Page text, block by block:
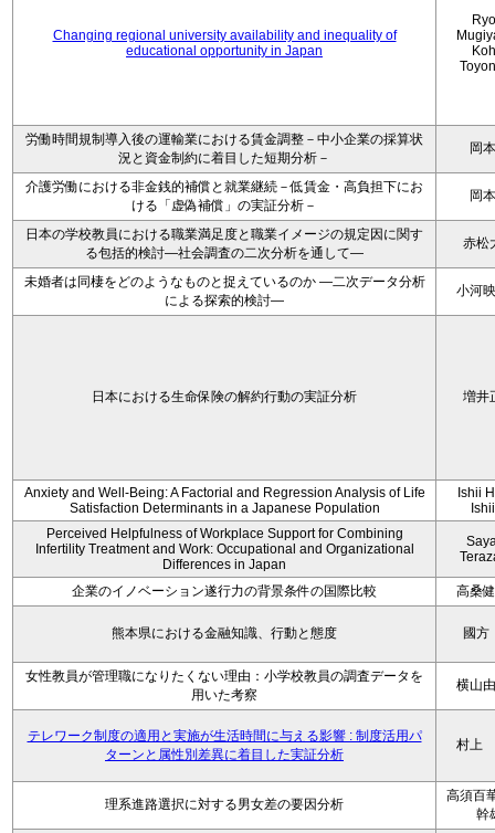
Changing regional university availability and inequality of
educational opportunity in Japan
労働時間規制導入後の運輸業における賃金調整－中小企業の採算状
況と資金制約に着目した短期分析－
岡
介護労働における非金銭的補償と就業継続－低賃金・高負担下にお
ける「虚偽補償」の実証分析－
岡
日本の学校教員における職業満足度と職業イメージの規定因に関す
る包括的検討―社会調査の二次分析を通して―
赤松
未婚者は同棲をどのようなものと捉えているのか —二次データ分析
による探索的検討—
小河
日本における生命保険の解約行動の実証分析 増井
Anxiety and Well-Being: A Factorial and Regression Analysis of Life
Satisfaction Determinants in a Japanese Population
Ishii
Perceived Helpfulness of Workplace Support for Combining
Infertility Treatment and Work: Occupational and Organizational
Differences in Japan
企業のイノベーション遂行力の背景条件の国際比較 高桑
熊本県における金融知識、行動と態度 國
女性教員が管理職になりたくない理由：小学校教員の調査データを
用いた考察
横山
テレワーク制度の適用と実施が生活時間に与える影響 : 制度活用パ
ターンと属性別差異に着目した実証分析
村上
理系進路選択に対する男女差の要因分析
高須百
幹